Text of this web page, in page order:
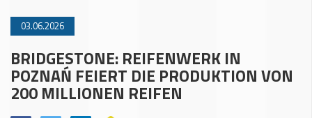
03.06.2026
BRIDGESTONE: REIFENWERK IN
POZNAŃ FEIERT DIE PRODUKTION VON
200 MILLIONEN REIFEN